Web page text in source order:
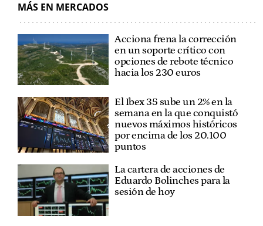
MÁS EN MERCADOS
Acciona frena la corrección
en un soporte crítico con
opciones de rebote técnico
hacia los 230 euros
El Ibex 35 sube un 2% en la
semana en la que conquistó
nuevos máximos históricos
por encima de los 20.100
puntos
La cartera de acciones de
Eduardo Bolinches para la
sesión de hoy